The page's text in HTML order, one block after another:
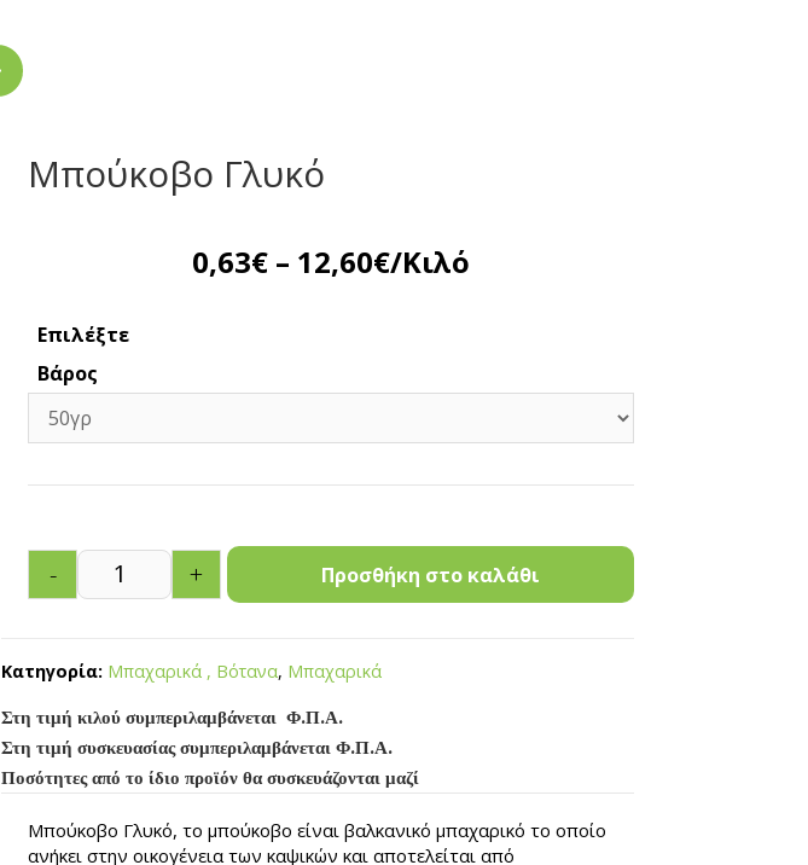
Μπούκοβο Γλυκό
0,63€ – 12,60€/Κιλό
Επιλέξτε
Βάρος
- + Προσθήκη στο καλάθι
Κατηγορία: Μπαχαρικά , Βότανα, Μπαχαρικά
Στη τιμή κιλού συμπεριλαμβάνεται Φ.Π.Α.
Στη τιμή συσκευασίας συμπεριλαμβάνεται Φ.Π.Α.
Ποσότητες από το ίδιο προϊόν θα συσκευάζονται μαζί
Μπούκοβο Γλυκό, τo μπούκοβο είναι βαλκανικό μπαχαρικό το οποίο
ανήκει στην οικογένεια των καψικών και αποτελείται από